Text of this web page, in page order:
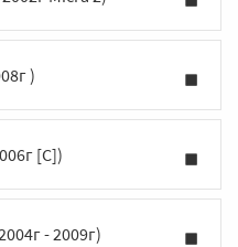
)
[C])
- 2009г)